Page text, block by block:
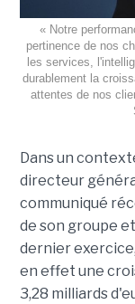
« Notre
pertinence de nos
les services,
durablement la
attentes de nos
Dans un
directeur
communiqué
de son groupe
dernier
en effet une
3,28 milliards